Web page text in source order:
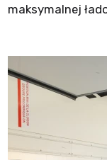
maksymalnej